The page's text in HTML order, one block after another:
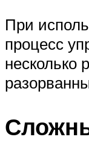
При
процесс
несколько